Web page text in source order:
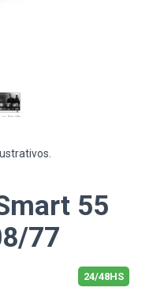
55
77
24/48HS